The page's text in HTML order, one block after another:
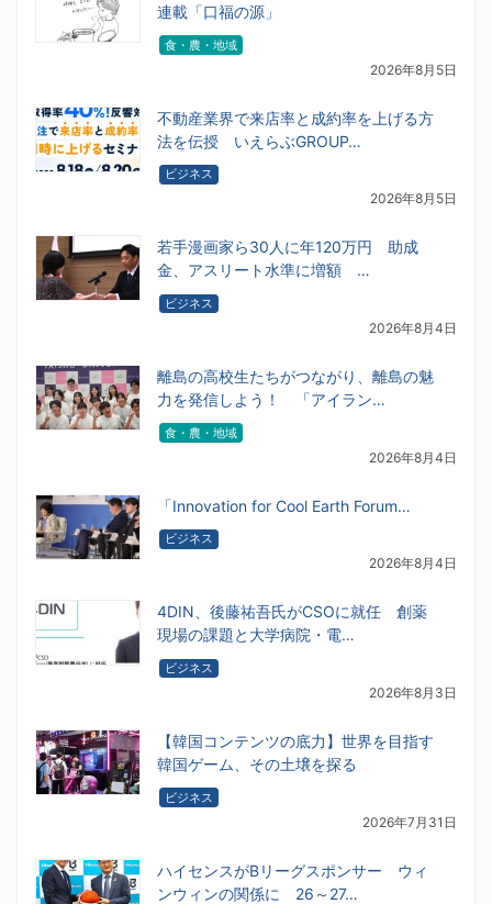
連載「口福の源」
食・農・地域
2026年8月5日
不動産業界で来店率と成約率を上げる方
法を伝授 いえらぶGROUP…
ビジネス
2026年8月5日
若手漫画家ら30人に年120万円 助成
金、アスリート水準に増額 …
ビジネス
2026年8月4日
離島の高校生たちがつながり、離島の魅
力を発信しよう！ 「アイラン…
食・農・地域
2026年8月4日
「Innovation for Cool Earth Forum…
ビジネス
2026年8月4日
4DIN、後藤祐吾氏がCSOに就任 創薬
現場の課題と大学病院・電…
ビジネス
2026年8月3日
【韓国コンテンツの底力】世界を目指す
韓国ゲーム、その土壌を探る
ビジネス
2026年7月31日
ハイセンスがBリーグスポンサー ウィ
ンウィンの関係に 26～27…